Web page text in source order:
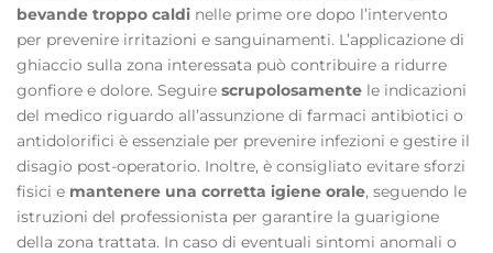
bevande troppo caldi nelle prime ore dopo l’intervento
per prevenire irritazioni e sanguinamenti. L’applicazione di
ghiaccio sulla zona interessata può contribuire a ridurre
gonfiore e dolore. Seguire scrupolosamente le indicazioni
del medico riguardo all’assunzione di farmaci antibiotici o
antidolorifici è essenziale per prevenire infezioni e gestire il
disagio post-operatorio. Inoltre, è consigliato evitare sforzi
fisici e mantenere una corretta igiene orale, seguendo le
istruzioni del professionista per garantire la guarigione
della zona trattata. In caso di eventuali sintomi anomali o